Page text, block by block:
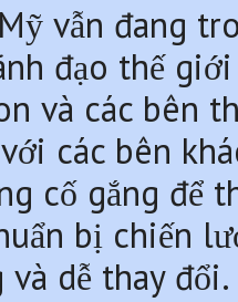
vẫn đang
đạo thế
và các bên
các bên
cố gắng để
bị chiến
dễ thay đổi.